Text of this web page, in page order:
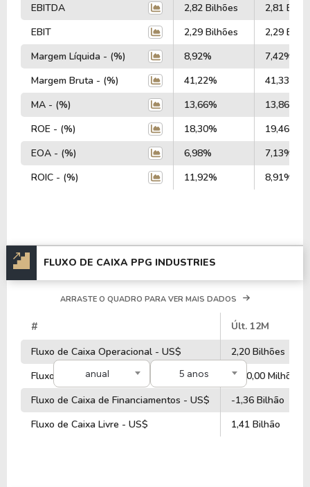
EBITDA
2,82 Bilhões
2,81
EBIT
2,29 Bilhões
2,29
Margem Líquida - (%)
8,92%
7,42%
Margem Bruta - (%)
41,22%
41,33%
MA - (%)
13,66%
13,86%
ROE - (%)
18,30%
19,46%
EOA - (%)
6,98%
7,13%
ROIC - (%)
11,92% 8,91%
FLUXO DE CAIXA PPG INDUSTRIES
anual 5 anos
ARRASTE O QUADRO PARA VER MAIS DADOS
#
Últ. 12M
Fluxo de Caixa Operacional - US$
2,20 Bilhões
Fluxo de Caixa de Investimentos - US$
-870,00 Milhões
Fluxo de Caixa de Financiamentos - US$
-1,36 Bilhão
Fluxo de Caixa Livre - US$
1,41 Bilhão